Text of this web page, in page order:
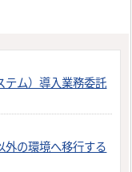
テム）導入業務委託
外の環境へ移行する